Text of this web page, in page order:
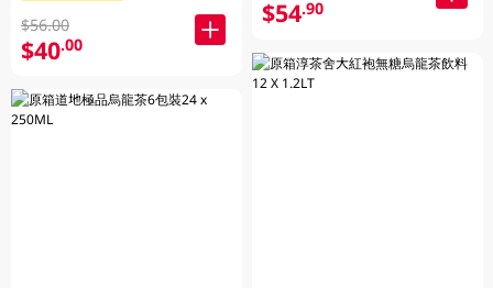
$56.00
$40.00
$54.90